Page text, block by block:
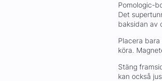
Pomologic-
Det
baksidan av
Placera
köra.
Stäng
kan också